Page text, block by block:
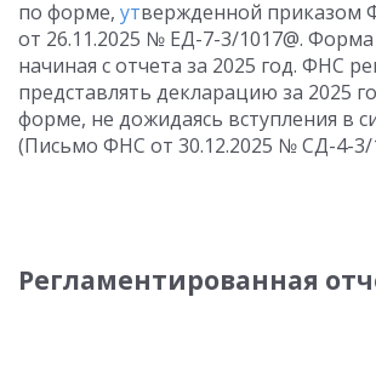
по форме, утвержденной приказом
от 26.11.2025 № ЕД-7-3/1017@.
начиная с отчета за 2025 год. ФНС
представлять декларацию за 2025
форме, не дожидаясь вступления в
(Письмо ФНС от 30.12.2025 № СД-4-3/
Регламентированная